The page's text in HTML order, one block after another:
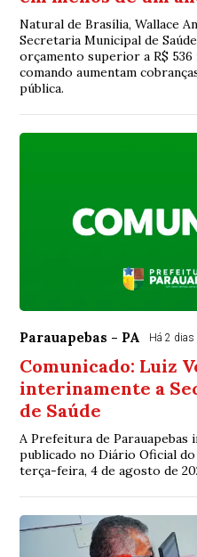
Natural de Brasília, Wallace
Secretaria Municipal de
orçamento superior a R$
comando aumentam
pública.
Parauapebas - PA Há 2 dias
Comunicado: Luiz
interinamente a
de Saúde
A Prefeitura de Parauapebas
publicado no Diário Oficial do
terça-feira, 4 de agosto de